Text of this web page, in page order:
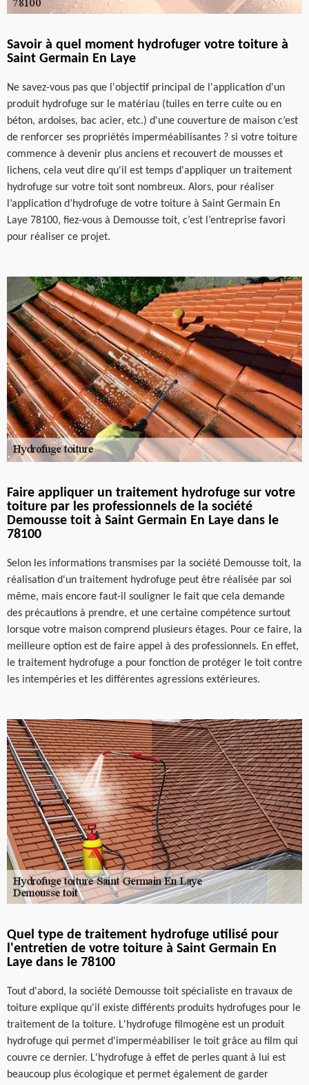
Savoir à quel moment hydrofuger votre toiture à
Saint Germain En Laye
Ne savez-vous pas que l'objectif principal de l'application d'un
produit hydrofuge sur le matériau (tuiles en terre cuite ou en
béton, ardoises, bac acier, etc.) d'une couverture de maison c’est
de renforcer ses propriétés imperméabilisantes ? si votre toiture
commence à devenir plus anciens et recouvert de mousses et
lichens, cela veut dire qu'il est temps d'appliquer un traitement
hydrofuge sur votre toit sont nombreux. Alors, pour réaliser
l’application d’hydrofuge de votre toiture à Saint Germain En
Laye 78100, fiez-vous à Demousse toit, c’est l’entreprise favori
pour réaliser ce projet.
Faire appliquer un traitement hydrofuge sur votre
toiture par les professionnels de la société
Demousse toit à Saint Germain En Laye dans le
78100
Selon les informations transmises par la société Demousse toit, la
réalisation d'un traitement hydrofuge peut être réalisée par soi
même, mais encore faut-il souligner le fait que cela demande
des précautions à prendre, et une certaine compétence surtout
lorsque votre maison comprend plusieurs étages. Pour ce faire, la
meilleure option est de faire appel à des professionnels. En effet,
le traitement hydrofuge a pour fonction de protéger le toit contre
les intempéries et les différentes agressions extérieures.
Quel type de traitement hydrofuge utilisé pour
l'entretien de votre toiture à Saint Germain En
Laye dans le 78100
Tout d'abord, la société Demousse toit spécialiste en travaux de
toiture explique qu'il existe différents produits hydrofuges pour le
traitement de la toiture. L'hydrofuge filmogène est un produit
hydrofuge qui permet d'imperméabiliser le toit grâce au film qui
couvre ce dernier. L'hydrofuge à effet de perles quant à lui est
beaucoup plus écologique et permet également de garder